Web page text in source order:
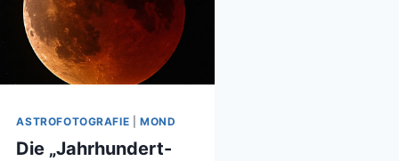
ASTROFOTOGRAFIE |MOND
Die „Jahrhundert-